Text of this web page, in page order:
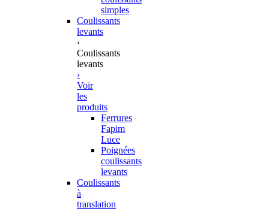
simples
Coulissants
levants
‹
Coulissants
levants
›
Voir
les
produits
Ferrures
Fapim
Luce
Poignées
coulissants
levants
Coulissants
à
translation